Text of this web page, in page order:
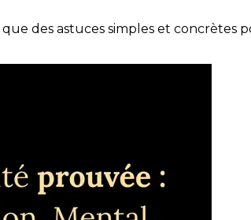
des astuces simples et concrètes